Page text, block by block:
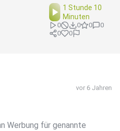
1 Stunde 10
Minuten
0 0 0
0
0
0
vor 6 Jahren
Werbung für genannte